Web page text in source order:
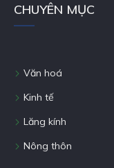
CHUYÊN MỤC
Văn hoá
Kinh tế
Lăng kính
Nông thôn